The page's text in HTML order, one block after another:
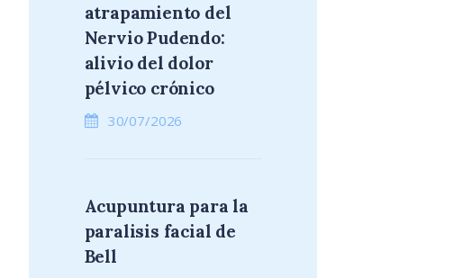
atrapamiento del
Nervio Pudendo:
alivio del dolor
pélvico crónico
30/07/2026
Acupuntura para la
paralisis facial de
Bell